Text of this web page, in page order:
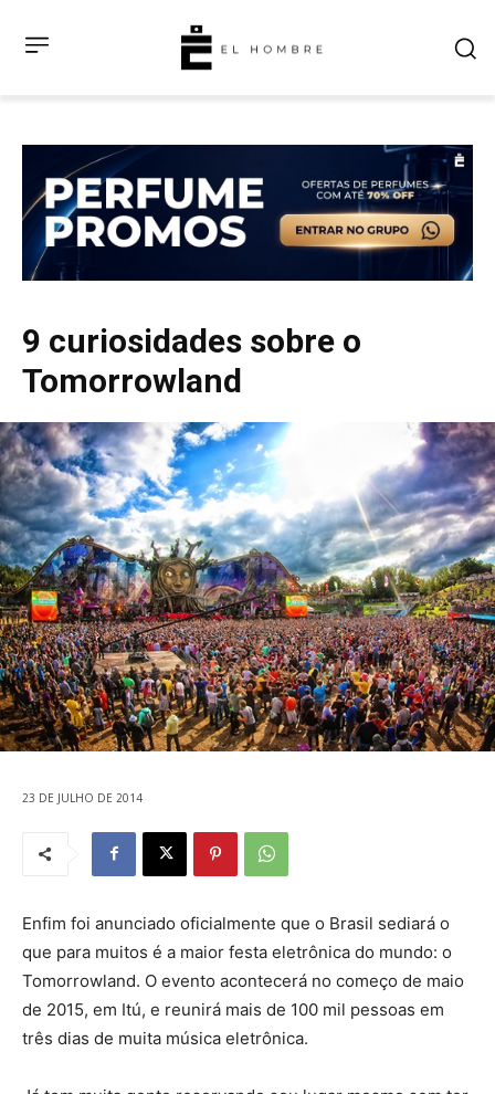
9 curiosidades sobre o
Tomorrowland
23 DE JULHO DE 2014
Enfim foi anunciado oficialmente que o Brasil sediará o
que para muitos é a maior festa eletrônica do mundo: o
Tomorrowland. O evento acontecerá no começo de maio
de 2015, em Itú, e reunirá mais de 100 mil pessoas em
três dias de muita música eletrônica.